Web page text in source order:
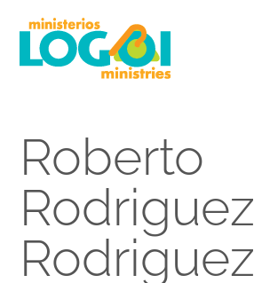
Roberto
Rodriguez
Rodriguez